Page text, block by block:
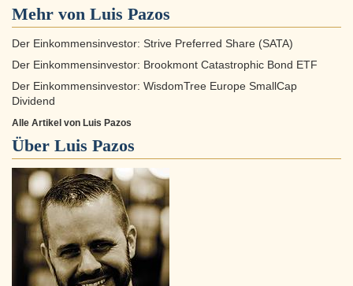
Mehr von Luis Pazos
Der Einkommensinvestor: Strive Preferred Share (SATA)
Der Einkommensinvestor: Brookmont Catastrophic Bond ETF
Der Einkommensinvestor: WisdomTree Europe SmallCap
Dividend
Alle Artikel von Luis Pazos
Über Luis Pazos